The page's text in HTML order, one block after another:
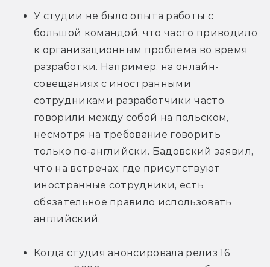
У студии не было опыта работы с
большой командой, что часто приводило
к организационным проблема во время
разработки. Например, на онлайн-
совещаниях с иностранными
сотрудниками разработчики часто
говорили между собой на польском,
несмотря на требование говорить
только по-английски. Бадовский заявил,
что на встречах, где присутствуют
иностранные сотрудники, есть
обязательное правило использовать
английский.
Когда студия анонсировала релиз 16